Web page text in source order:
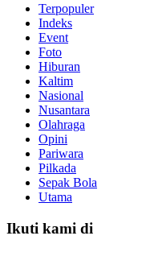
Terpopuler
Indeks
Event
Foto
Hiburan
Kaltim
Nasional
Nusantara
Olahraga
Opini
Pariwara
Pilkada
Sepak Bola
Utama
Ikuti kami di